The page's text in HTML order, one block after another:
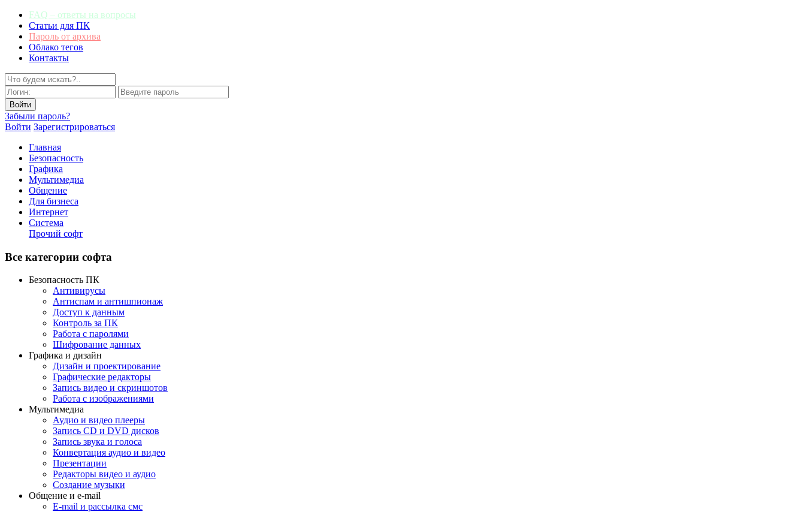
FAQ – ответы на вопросы
Статьи для ПК
Пароль от архива
Облако тегов
Контакты
Забыли пароль?
Войти Зарегистрироваться
Главная
Безопасность
Графика
Мультимедиа
Общение
Для бизнеса
Интернет
Система
Прочий софт
Все категории софта
Безопасность ПК
Антивирусы
Антиспам и антишпионаж
Доступ к данным
Контроль за ПК
Работа с паролями
Шифрование данных
Графика и дизайн
Дизайн и проектирование
Графические редакторы
Запись видео и скриншотов
Работа с изображениями
Мультимедиа
Аудио и видео плееры
Запись CD и DVD дисков
Запись звука и голоса
Конвертация аудио и видео
Презентации
Редакторы видео и аудио
Создание музыки
Общение и e-mail
E-mail и рассылка смс